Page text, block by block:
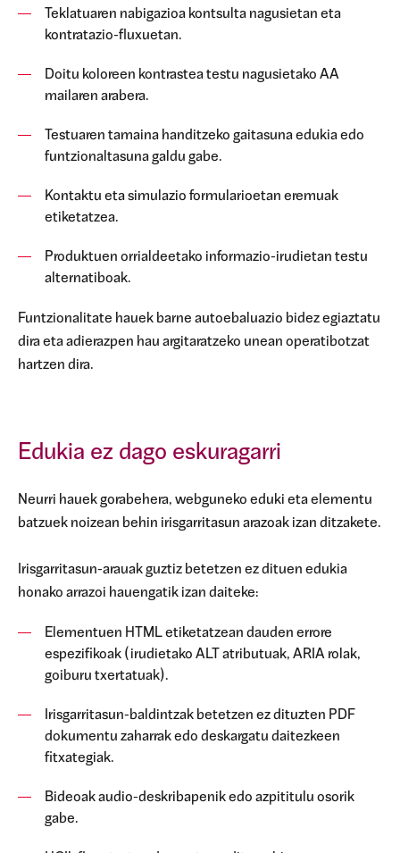
Teklatuaren nabigazioa kontsulta nagusietan eta
kontratazio-fluxuetan.
Doitu koloreen kontrastea testu nagusietako AA
mailaren arabera.
Testuaren tamaina handitzeko gaitasuna edukia edo
funtzionaltasuna galdu gabe.
Kontaktu eta simulazio formularioetan eremuak
etiketatzea.
Produktuen orrialdeetako informazio-irudietan testu
alternatiboak.
Funtzionalitate hauek barne autoebaluazio bidez egiaztatu
dira eta adierazpen hau argitaratzeko unean operatibotzat
hartzen dira.
Edukia ez dago eskuragarri
Neurri hauek gorabehera, webguneko eduki eta elementu
batzuek noizean behin irisgarritasun arazoak izan ditzakete.
Irisgarritasun-arauak guztiz betetzen ez dituen edukia
honako arrazoi hauengatik izan daiteke:
Elementuen HTML etiketatzean dauden errore
espezifikoak (irudietako ALT atributuak, ARIA rolak,
goiburu txertatuak).
Irisgarritasun-baldintzak betetzen ez dituzten PDF
dokumentu zaharrak edo deskargatu daitezkeen
fitxategiak.
Bideoak audio-deskribapenik edo azpititulu osorik
gabe.